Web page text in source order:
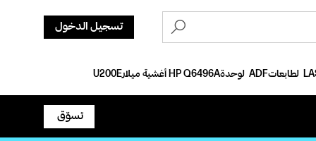
تسجيل الدخول
تسوّق